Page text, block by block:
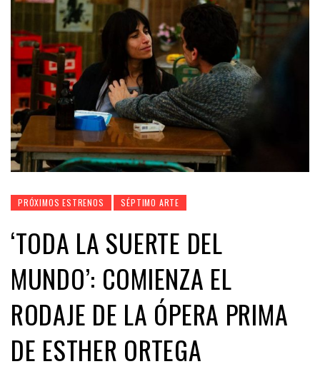
PRÓXIMOS ESTRENOS SÉPTIMO ARTE
‘TODA LA SUERTE DEL
MUNDO’: COMIENZA EL
RODAJE DE LA ÓPERA PRIMA
DE ESTHER ORTEGA